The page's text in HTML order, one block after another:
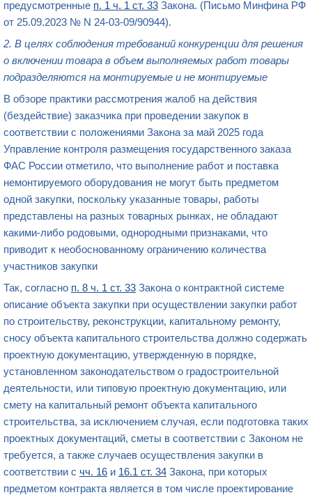
предусмотренные п. 1 ч. 1 ст. 33 Закона. (Письмо Минфина РФ
от 25.09.2023 № N 24-03-09/90944).
2. В целях соблюдения требований конкуренции для решения
о включении товара в объем выполняемых работ товары
подразделяются на монтируемые и не монтируемые
В обзоре практики рассмотрения жалоб на действия
(бездействие) заказчика при проведении закупок в
соответствии с положениями Закона за май 2025 года
Управление контроля размещения государственного заказа
ФАС России отметило, что выполнение работ и поставка
немонтируемого оборудования не могут быть предметом
одной закупки, поскольку указанные товары, работы
представлены на разных товарных рынках, не обладают
какими-либо родовыми, однородными признаками, что
приводит к необоснованному ограничению количества
участников закупки
Так, согласно п. 8 ч. 1 ст. 33 Закона о контрактной системе
описание объекта закупки при осуществлении закупки работ
по строительству, реконструкции, капитальному ремонту,
сносу объекта капитального строительства должно содержать
проектную документацию, утвержденную в порядке,
установленном законодательством о градостроительной
деятельности, или типовую проектную документацию, или
смету на капитальный ремонт объекта капитального
строительства, за исключением случая, если подготовка таких
проектных документаций, сметы в соответствии с Законом не
требуется, а также случаев осуществления закупки в
соответствии с чч. 16 и 16.1 ст. 34 Закона, при которых
предметом контракта является в том числе проектирование